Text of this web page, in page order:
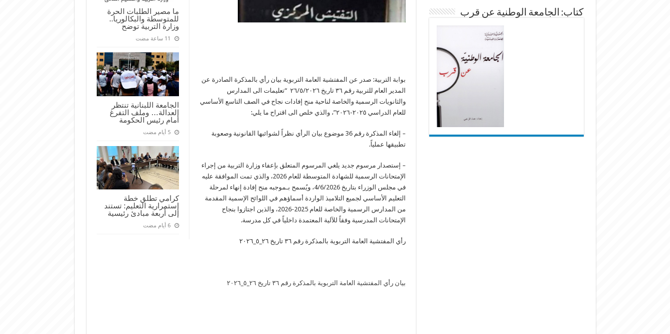
ما مصير الطلبات الحرة
للمتوسطة والبكالوريا..
وزارة التربية توضح
الجامعة اللبنانية تنتظر
العدالة… وملف التفرغ
أمام رئيس الحكومة
‏5 أيام مضت
كرامي تطلق خطة
إستمرارية التعليم: تستند
إلى أربعة مبادئ رئيسية
‏6 أيام مضت
بوابة التربية: صدر عن المفتشية العامة التربوية بيان رأي بالمذكرة الصادرة عن
المدير العام للتربية رقم ٣٦ تاريخ ٢٦/٥/٢٠٢٦ “تعليمات الى المدارس
والثانويات الرسمية والخاصة لناحية منح إفادات نجاح في الصف التاسع الأساسي
للعام الدراسي ٢٠٢٥-٢٠٢٦”، والذي خلص الى اقتراح ما يلي:
– إلغاء المذكرة رقم 36 موضوع بيان الرأي نظراً لشوائبها القانونية وصعوبة
تطبيقها عملياً.
– ​إستصدار مرسوم جديد يلغي المرسوم المتعلق بإعفاء وزارة التربية من إجراء
الإمتحانات الرسمية للشهادة المتوسطة للعام 2026، والذي تمت الموافقة عليه
في مجلس الوزراء بتاريخ 4/6/2026، ويُسمح بـموجبه منح إفادة إنهاء لمرحلة
التعليم الأساسي لجميع التلاميذ الواردة أسماؤهم في اللوائح الإسمية المقدمة
من المدارس الرسمية والخاصة للعام 2025-2026، والذين اجتازوا بنجاح
الإمتحانات المدرسية وفقاً للآلية المعتمدة داخلياً في كل مدرسة.
رأي المفتشية العامة التربوية بالمذكرة رقم ٣٦ تاريخ ٢٦_٥_٢٠٢٦
بيان رأي المفتشية العامة التربوية بالمذكرة رقم ٣٦ تاريخ ٢٦_٥_٢٠٢٦
كتاب: الجامعة الوطنية عن قرب